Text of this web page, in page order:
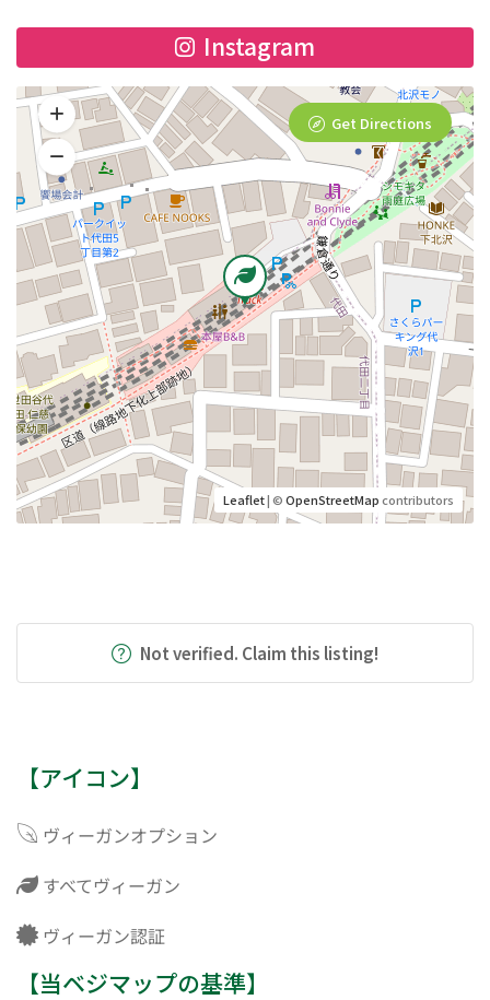
Instagram
Leaflet| ©OpenStreetMapcontributors
Get Directions
Not verified. Claim this listing!
【アイコン】
ヴィーガンオプション
すべてヴィーガン
ヴィーガン認証
【当ベジマップの基準】